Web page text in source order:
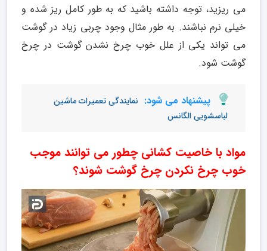
می ریزید، توجه داشته باشید که به طور کامل ریز شده و
خیلی نرم نباشند. به طور مثال وجود چربی زیاد در گوشت
می تواند یکی از علل خوب چرخ نشدن گوشت در چرخ
گوشت شود.
پیشنهاد می شود: نمایندگی تعمیرات ماشین
لباسشویی الگانس
مواد با خاصیت کشانی چطور می توانند موجب
خوب چرخ نکردن چرخ گوشت شوند؟